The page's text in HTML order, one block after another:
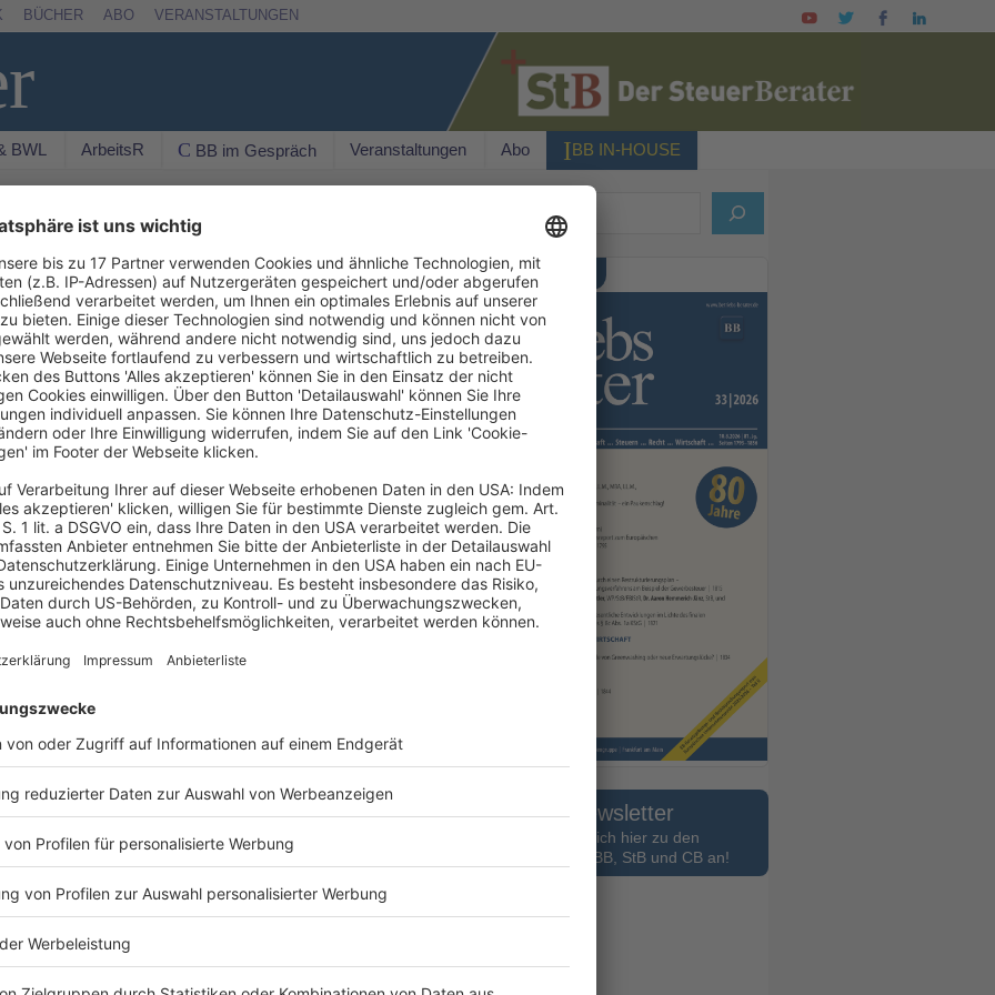
BÜCHER ABO VERANSTALTUNGEN
BWL ArbeitsR C BB im Gespräch Veranstaltungen Abo IBB IN-HOUSE
hat kleinen und mittleren Unternehmen (KMU)
Investitionen gebracht, heißt es in
vom 26.9.2023. Sie seien im Gegenteil
die etwa Banken oder größere
einer Studie unter EU-weit 2141 Unternehmen,
on Sustainable Finance der EU-
sind äußerst ernüchternd. Sustainable
der Transformation dringend benötigt
sage DIHK-HauptgeschäftsführerMartin
werden muss. Wir brauchen hier
Ausrichtung der
Andernfalls werden kleine und
Interesse der Wirtschaft, mehr in
hätten knapp 60 % der KMU nach eigenen
um z. B. die Ressourcenschonung und
Anspruch, diese Investitionen zu
meilenweit entfernt”, so
komme die für den Mittelstand typische
den Kapitalmärkten “grüne” Finanzierungen
zu entsprechenden Mitteln. “Der weitere
enorm”, sage Wansleben. “Aber kleine und
Das liegt am grundlegenden Webfehler
Wir benötigen einfache und
das jenseits der Taxonomie.”
AKTUELLES HEFT
Newsletter
Melden Sie sich hier zu den
Newslettern des BB, StB und CB an!